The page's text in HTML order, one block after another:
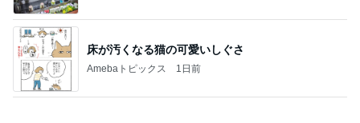
床が汚くなる猫の可愛いしぐさ
Amebaトピックス 1日前